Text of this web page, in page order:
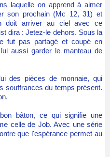
laquelle on apprend à aimer
son prochain (Mc 12, 31) et
doit arriver au ciel avec ce
dira : Jetez-le dehors. Sous la
fut pas partagé et coupé en
aussi garder le manteau de
des pièces de monnaie, qui
souffrances du temps présent.
bâton, ce qui signifie une
celle de Job. Avec une série
que l'espérance permet au